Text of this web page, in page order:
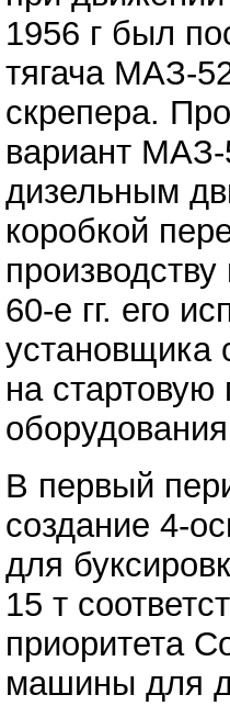
1956 г был
тягача МАЗ-
скрепера.
вариант
дизельным
коробкой
60-е гг. его
установщика
на стартовую
В первый
создание 4-
для
15 т
приоритета
машины для